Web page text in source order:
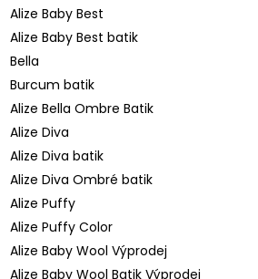
Alize Baby Best
Alize Baby Best batik
Bella
Burcum batik
Alize Bella Ombre Batik
Alize Diva
Alize Diva batik
Alize Diva Ombré batik
Alize Puffy
Alize Puffy Color
Alize Baby Wool Výprodej
Alize Baby Wool Batik Výprodej